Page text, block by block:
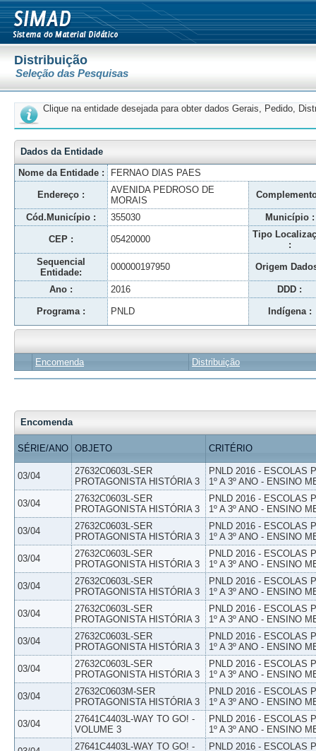
Distribuição
Seleção das Pesquisas
Clique na entidade desejada para obter dados Gerais, Pedido,
Dados da Entidade
Nome da Entidade :
FERNAO DIAS PAES
Endereço :
AVENIDA PEDROSO DE
MORAIS
Cód.Município : 355030 Município :
CEP : 05420000
Tipo
:
Sequencial
Entidade:
000000197950 Origem
Ano : 2016 DDD :
Programa : PNLD Indígena :
Encomenda Distribuição
Encomenda
SÉRIE/ANO OBJETO CRITÉRIO
03/04
27632C0603L-SER
PROTAGONISTA HISTÓRIA 3
PNLD 2016 - ESCOLAS
1º A 3º ANO - ENSINO
03/04
27632C0603L-SER
PROTAGONISTA HISTÓRIA 3
PNLD 2016 - ESCOLAS
1º A 3º ANO - ENSINO
03/04
27632C0603L-SER
PROTAGONISTA HISTÓRIA 3
PNLD 2016 - ESCOLAS
1º A 3º ANO - ENSINO
03/04
27632C0603L-SER
PROTAGONISTA HISTÓRIA 3
PNLD 2016 - ESCOLAS
1º A 3º ANO - ENSINO
03/04
27632C0603L-SER
PROTAGONISTA HISTÓRIA 3
PNLD 2016 - ESCOLAS
1º A 3º ANO - ENSINO
03/04
27632C0603L-SER
PROTAGONISTA HISTÓRIA 3
PNLD 2016 - ESCOLAS
1º A 3º ANO - ENSINO
03/04
27632C0603L-SER
PROTAGONISTA HISTÓRIA 3
PNLD 2016 - ESCOLAS
1º A 3º ANO - ENSINO
03/04
27632C0603L-SER
PROTAGONISTA HISTÓRIA 3
PNLD 2016 - ESCOLAS
1º A 3º ANO - ENSINO
03/04
27632C0603M-SER
PROTAGONISTA HISTÓRIA 3
PNLD 2016 - ESCOLAS
1º A 3º ANO - ENSINO
03/04
27641C4403L-WAY TO GO! -
VOLUME 3
PNLD 2016 - ESCOLAS
1º A 3º ANO - ENSINO
27641C4403L-WAY TO GO! -
PNLD 2016 - ESCOLAS